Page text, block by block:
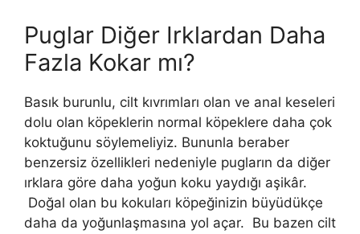
Puglar Diğer Irklardan Daha
Fazla Kokar mı?
Basık burunlu, cilt kıvrımları olan ve anal keseleri
dolu olan köpeklerin normal köpeklere daha çok
koktuğunu söylemeliyiz. Bununla beraber
benzersiz özellikleri nedeniyle pugların da diğer
ırklara göre daha yoğun koku yaydığı aşikâr.
Doğal olan bu kokuları köpeğinizin büyüdükçe
daha da yoğunlaşmasına yol açar. Bu bazen cilt